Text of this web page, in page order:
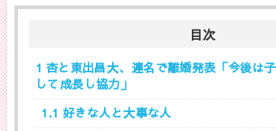
目次
1 杏と東出昌大、連名で離婚発表「今後は
して成長し協力」
1.1 好きな人と大事な人